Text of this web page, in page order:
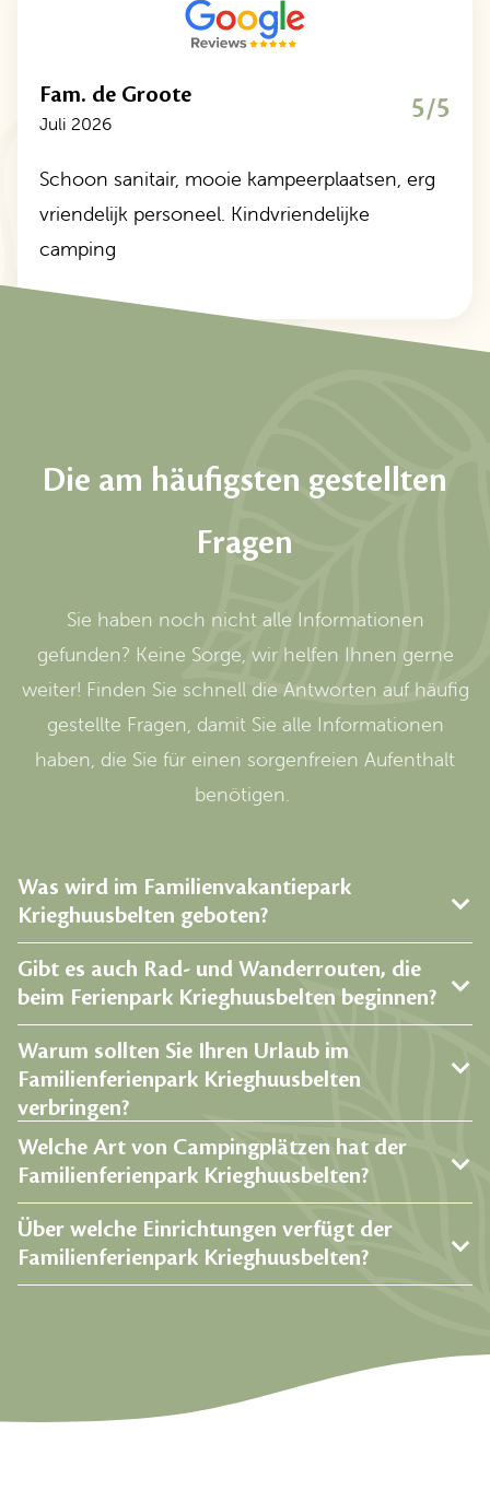
Fam. de Groote
Juli 2026 5/5
Schoon sanitair, mooie kampeerplaatsen, erg
vriendelijk personeel. Kindvriendelijke
camping
Die am häufigsten gestellten
Fragen
Sie haben noch nicht alle Informationen
gefunden? Keine Sorge, wir helfen Ihnen gerne
weiter! Finden Sie schnell die Antworten auf häufig
gestellte Fragen, damit Sie alle Informationen
haben, die Sie für einen sorgenfreien Aufenthalt
benötigen.
Was wird im Familienvakantiepark
Krieghuusbelten geboten?
Gibt es auch Rad- und Wanderrouten, die
beim Ferienpark Krieghuusbelten beginnen?
Warum sollten Sie Ihren Urlaub im
Familienferienpark Krieghuusbelten
verbringen?
Welche Art von Campingplätzen hat der
Familienferienpark Krieghuusbelten?
Über welche Einrichtungen verfügt der
Familienferienpark Krieghuusbelten?